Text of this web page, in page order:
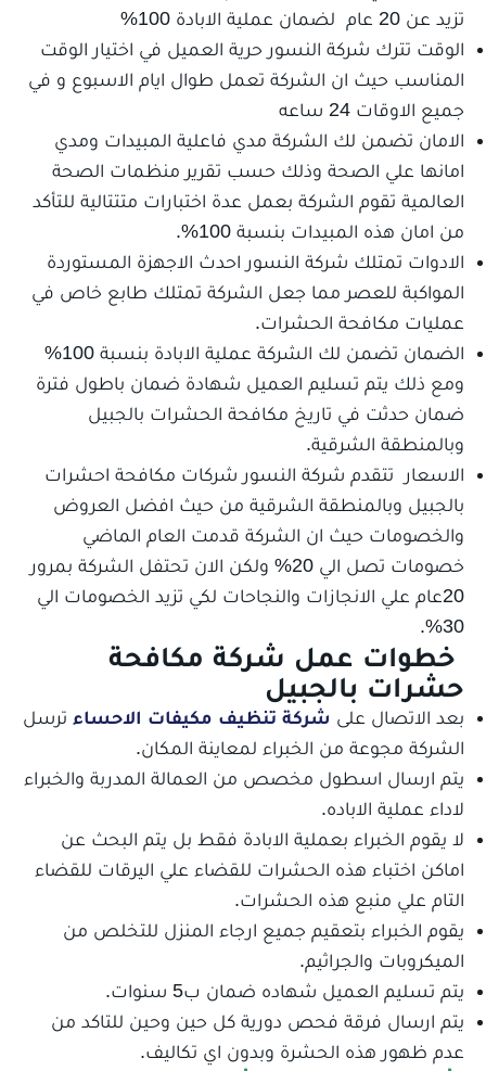
تزيد عن 20 عام لضمان عملية الابادة 100%
الوقت تترك شركة النسور حرية العميل في اختيار الوقت
المناسب حيث ان الشركة تعمل طوال ايام الاسبوع و في
جميع الاوقات 24 ساعه
الامان تضمن لك الشركة مدي فاعلية المبيدات ومدي
امانها علي الصحة وذلك حسب تقرير منظمات الصحة
العالمية تقوم الشركة بعمل عدة اختبارات متتتالية للتأكد
من امان هذه المبيدات بنسبة 100%.
الادوات تمتلك شركة النسور احدث الاجهزة المستوردة
المواكبة للعصر مما جعل الشركة تمتلك طابع خاص في
عمليات مكافحة الحشرات.
الضمان تضمن لك الشركة عملية الابادة بنسبة 100%
ومع ذلك يتم تسليم العميل شهادة ضمان باطول فترة
ضمان حدثت في تاريخ مكافحة الحشرات بالجبيل
وبالمنطقة الشرقية.
الاسعار تتقدم شركة النسور شركات مكافحة احشرات
بالجبيل وبالمنطقة الشرقية من حيث افضل العروض
والخصومات حيث ان الشركة قدمت العام الماضي
خصومات تصل الي 20% ولكن الان تحتفل الشركة بمرور
20عام علي الانجازات والنجاحات لكي تزيد الخصومات الي
30%.
خطوات عمل شركة مكافحة
حشرات بالجبيل
بعد الاتصال على شركة تنظيف مكيفات الاحساء ترسل
الشركة مجوعة من الخبراء لمعاينة المكان.
يتم ارسال اسطول مخصص من العمالة المدربة والخبراء
لاداء عملية الاباده.
لا يقوم الخبراء بعملية الابادة فقط بل يتم البحث عن
اماكن اختباء هذه الحشرات للقضاء علي اليرقات للقضاء
التام علي منبع هذه الحشرات.
يقوم الخبراء بتعقيم جميع ارجاء المنزل للتخلص من
الميكروبات والجراثيم.
يتم تسليم العميل شهاده ضمان ب5 سنوات.
يتم ارسال فرقة فحص دورية كل حين وحين للتاكد من
عدم ظهور هذه الحشرة وبدون اي تكاليف.